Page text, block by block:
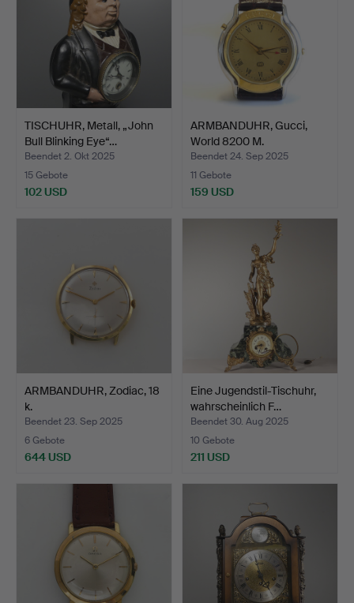
TISCHUHR, Metall, „John
Bull Blinking Eye“…
Beendet 2. Okt 2025
15 Gebote
102 USD
ARMBANDUHR, Gucci,
World 8200 M.
Beendet 24. Sep 2025
11 Gebote
159 USD
ARMBANDUHR, Zodiac, 18
k.
Beendet 23. Sep 2025
6 Gebote
644 USD
Eine Jugendstil-Tischuhr,
wahrscheinlich F…
Beendet 30. Aug 2025
10 Gebote
211 USD